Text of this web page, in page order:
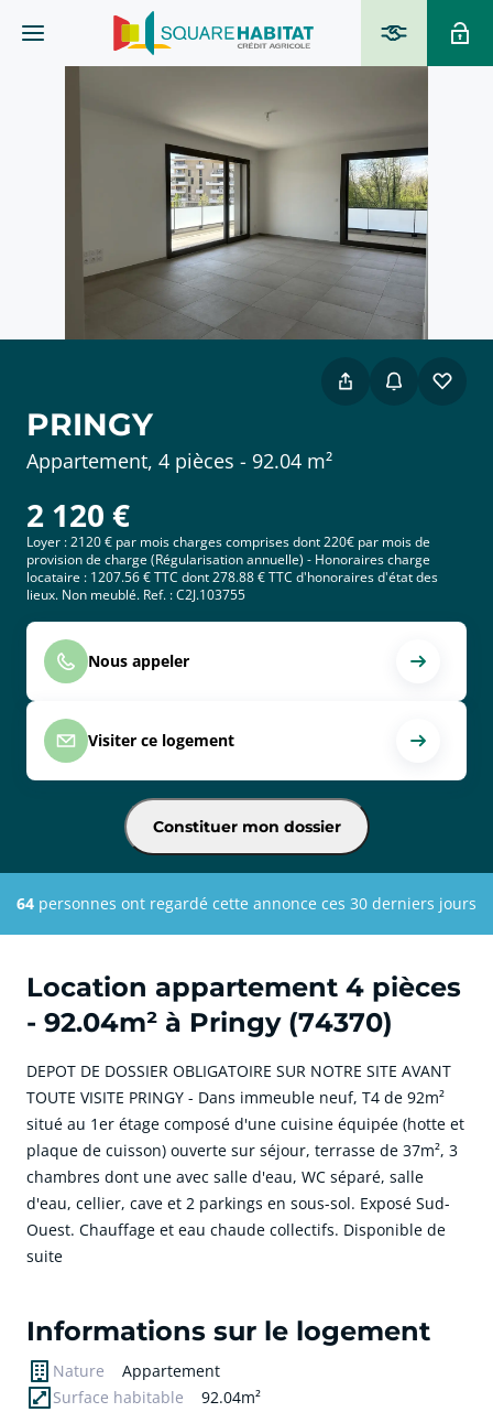
Location appartement 4 pièces
- 92.04m² à Pringy (74370)
DEPOT DE DOSSIER OBLIGATOIRE SUR NOTRE SITE AVANT
TOUTE VISITE PRINGY - Dans immeuble neuf, T4 de 92m²
situé au 1er étage composé d'une cuisine équipée (hotte et
plaque de cuisson) ouverte sur séjour, terrasse de 37m², 3
chambres dont une avec salle d'eau, WC séparé, salle
d'eau, cellier, cave et 2 parkings en sous-sol. Exposé Sud-
Ouest. Chauffage et eau chaude collectifs. Disponible de
suite
Informations sur le logement
Nature
Appartement
Surface habitable
92.04m²
PRINGY
Appartement, 4 pièces - 92.04 m²
2 120 €
Loyer : 2120 € par mois charges comprises dont 220€ par mois de
provision de charge (Régularisation annuelle) - Honoraires charge
locataire : 1207.56 € TTC dont 278.88 € TTC d'honoraires d'état des
lieux. Non meublé. Ref. : C2J.103755
Nous appeler
Visiter ce logement
Constituer mon dossier
64 personnes ont regardé cette annonce ces 30 derniers jours